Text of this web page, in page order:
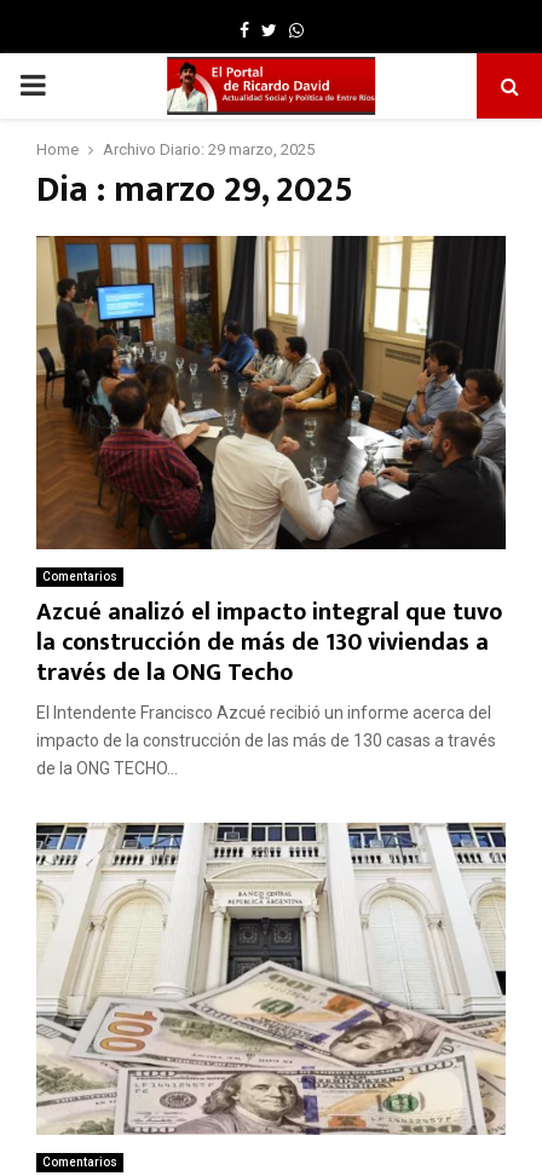
Facebook
TwitterWhatsapp
PRIMARY
MENU
Home Archivo Diario: 29 marzo, 2025
Dia : marzo 29, 2025
Comentarios
Azcué analizó el impacto integral que tuvo
la construcción de más de 130 viviendas a
través de la ONG Techo
El Intendente Francisco Azcué recibió un informe acerca del
impacto de la construcción de las más de 130 casas a través
de la ONG TECHO...
Comentarios